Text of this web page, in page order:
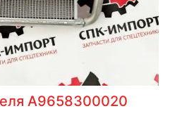
A9658300020